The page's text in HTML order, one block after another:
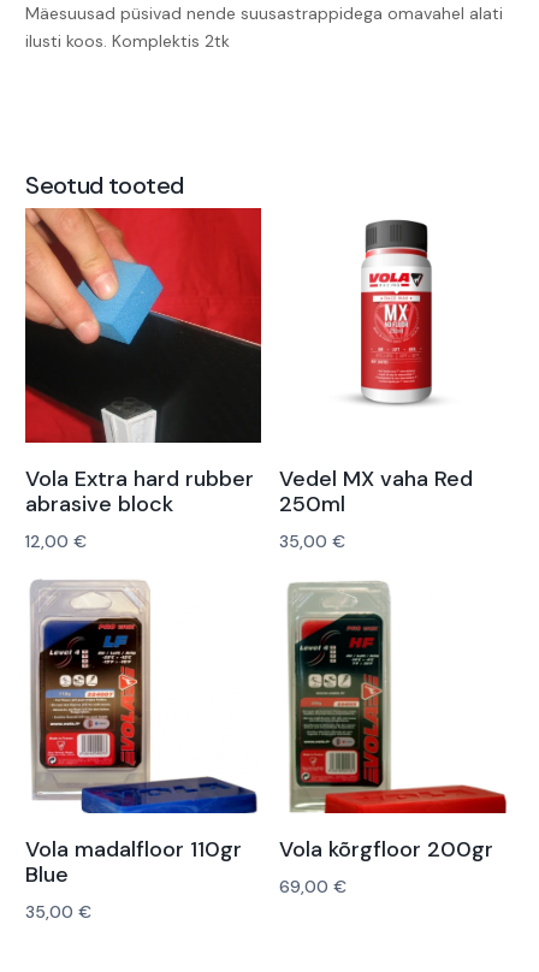
Mäesuusad püsivad nende suusastrappidega omavahel alati
ilusti koos. Komplektis 2tk
Seotud tooted
Vola Extra hard rubber
abrasive block
12,00€
Lisa korvi
Vedel MX vaha Red
250ml
35,00 €
Lisa korvi
Vola madalfloor 110gr
Blue
35,00€
Vola kõrgfloor 200gr
69,00 €